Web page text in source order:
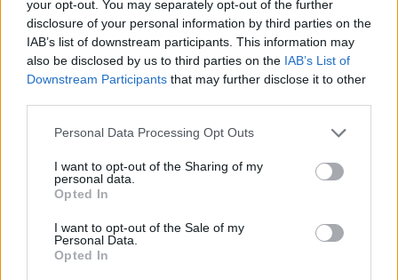
your opt-out. You may separately opt-out of the further
disclosure of your personal information by third parties on the
IAB’s list of downstream participants. This information may
also be disclosed by us to third parties on the IAB’s List of
Downstream Participants that may further disclose it to other
Personal Data Processing Opt Outs
I want to opt-out of the Sharing of my
personal data.
Opted In
I want to opt-out of the Sale of my
Personal Data.
Opted In
Trouver des vinyles et des CD sur
Trouver un instrument de musique ou une partition au
meilleur prix sur
⇑
Paroles + Traduction Téléchargement
Vidéos
Commentaires
Voir la vidéo de «Sorry for